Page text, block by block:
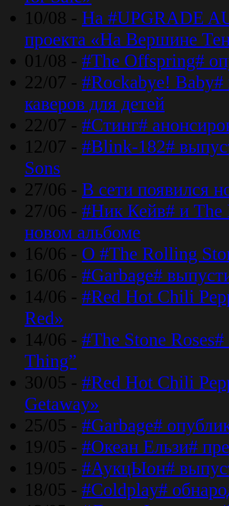
10/08 - На #UPGRADE
проекта «На Вершине
01/08 - #The Offspring#
22/07 - #Rockabye!
каверов для детей
22/07 - #Стинг#
12/07 - #Blink-182#
Sons
27/06 - В сети появился
27/06 - #Ник Кейв# и The
новом альбоме
16/06 - О #The Rolling
16/06 - #Garbage#
14/06 - #Red Hot Chili
Red»
14/06 - #The Stone
Thing”
30/05 - #Red Hot Chili
Getaway»
25/05 - #Garbage#
19/05 - #Океан Ельзи#
19/05 - #АукцЫон#
18/05 - #Coldplay#